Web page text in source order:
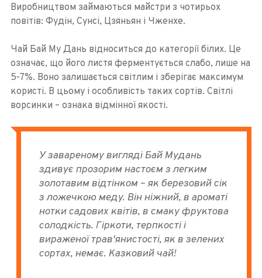
Виробництвом займаються майстри з чотирьох
повітів: Фудін, Сунсі, Цзяньян і Чженхе.
Чай Бай Му Дань відноситься до категорії білих. Це
означає, що його листя ферментується слабо, лише на
5-7%. Воно залишається світлим і зберігає максимум
користі. В цьому і особливість таких сортів. Світлі
ворсинки – ознака відмінної якості.
У завареному вигляді Бай Мудань
здивує прозорим настоєм з легким
золотавим відтінком – як березовий сік
з ложечкою меду. Він ніжний, в ароматі
нотки садових квітів, в смаку фруктова
солодкість. Гіркоти, терпкості і
вираженої трав'янистості, як в зелених
сортах, немає. Казковий чай!